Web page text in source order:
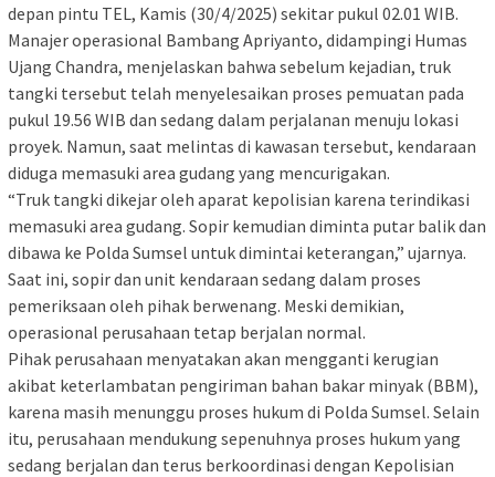
depan pintu TEL, Kamis (30/4/2025) sekitar pukul 02.01 WIB.
Manajer operasional Bambang Apriyanto, didampingi Humas
Ujang Chandra, menjelaskan bahwa sebelum kejadian, truk
tangki tersebut telah menyelesaikan proses pemuatan pada
pukul 19.56 WIB dan sedang dalam perjalanan menuju lokasi
proyek. Namun, saat melintas di kawasan tersebut, kendaraan
diduga memasuki area gudang yang mencurigakan.
“Truk tangki dikejar oleh aparat kepolisian karena terindikasi
memasuki area gudang. Sopir kemudian diminta putar balik dan
dibawa ke Polda Sumsel untuk dimintai keterangan,” ujarnya.
Saat ini, sopir dan unit kendaraan sedang dalam proses
pemeriksaan oleh pihak berwenang. Meski demikian,
operasional perusahaan tetap berjalan normal.
Pihak perusahaan menyatakan akan mengganti kerugian
akibat keterlambatan pengiriman bahan bakar minyak (BBM),
karena masih menunggu proses hukum di Polda Sumsel. Selain
itu, perusahaan mendukung sepenuhnya proses hukum yang
sedang berjalan dan terus berkoordinasi dengan Kepolisian